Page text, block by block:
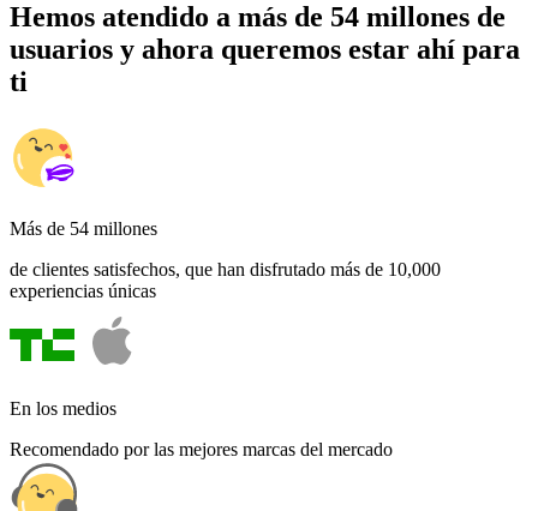
Hemos atendido a más de 54 millones de
usuarios y ahora queremos estar ahí para
ti
Más de 54 millones
de clientes satisfechos, que han disfrutado más de 10,000
experiencias únicas
En los medios
Recomendado por las mejores marcas del mercado